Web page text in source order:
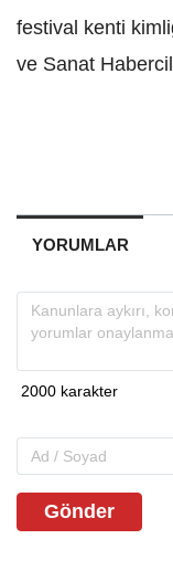
festival kenti
ve Sanat
YORUMLAR
Gönder